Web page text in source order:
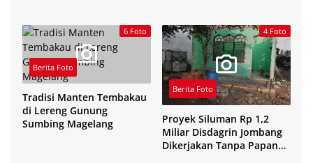
6 Foto
Berita Foto
Tradisi Manten Tembakau
di Lereng Gunung
Sumbing Magelang
4 Foto
Berita Foto
Proyek Siluman Rp 1,2
Miliar Disdagrin Jombang
Dikerjakan Tanpa Papan